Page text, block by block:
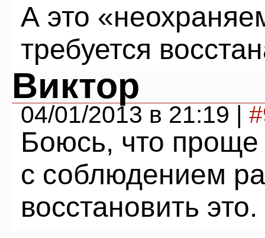
А это
требуется
Виктор
04/01/2013 в 21:19 |
Боюсь, что проще
с соблюдением
восстановить это.